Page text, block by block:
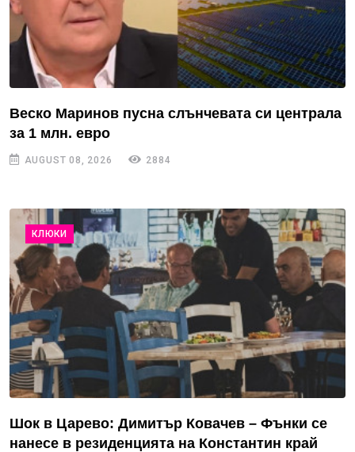
Веско Маринов пусна слънчевата си централа
за 1 млн. евро
AUGUST 08, 2026 2884
КЛЮКИ
Шок в Царево: Димитър Ковачев – Фънки се
нанесе в резиденцията на Константин край